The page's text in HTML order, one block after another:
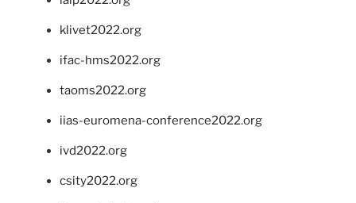
klivet2022.org
ifac-hms2022.org
taoms2022.org
iias-euromena-conference2022.org
ivd2022.org
csity2022.org